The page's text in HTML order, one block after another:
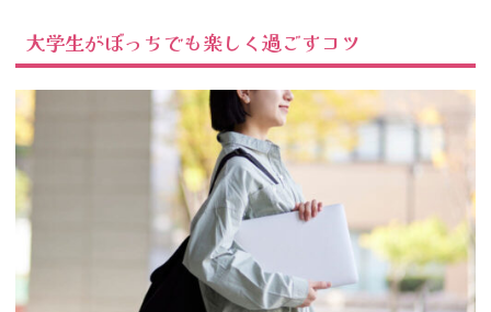
大学生がぼっちでも楽しく過ごすコツ